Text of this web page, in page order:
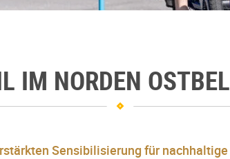
IM NORDEN
Sensibilisierung für